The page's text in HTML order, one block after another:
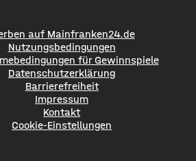
auf Mainfranken24.de
Nutzungsbedingungen
für Gewinnspiele
Datenschutzerklärung
Barrierefreiheit
Impressum
Kontakt
Cookie-Einstellungen